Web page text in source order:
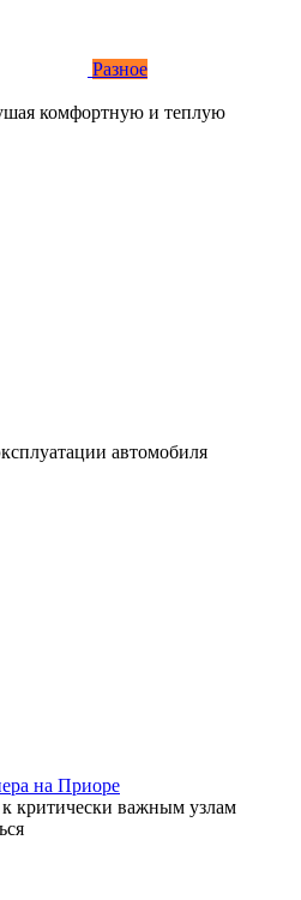
Разное
комфортную и теплую
автомобиля
на Приоре
критически важным узлам